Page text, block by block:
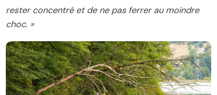
rester concentré et de ne pas ferrer au moindre
choc. »